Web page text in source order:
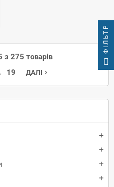
add
add
add
add
275 товарів
19 ДАЛІ navigate_next
ФІЛЬТР